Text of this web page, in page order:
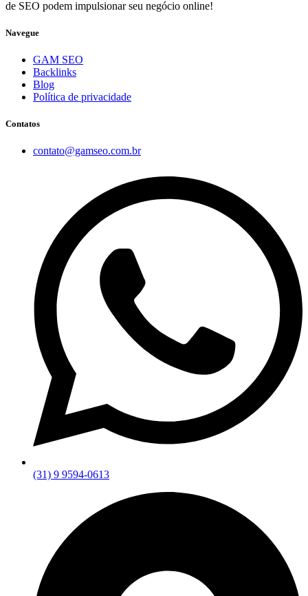
de SEO podem impulsionar seu negócio online!
Navegue
GAM SEO
Backlinks
Blog
Política de privacidade
Contatos
contato@gamseo.com.br
(31) 9 9594-0613